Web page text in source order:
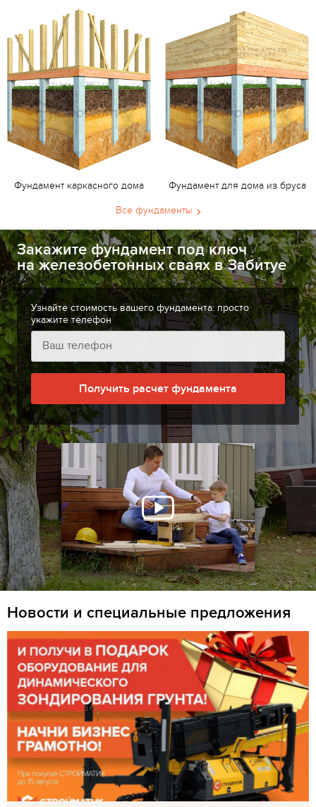
Фундамент каркасного дома Фундамент для дома из бруса
Все фундаменты
Закажите фундамент под ключ
на железобетонных сваях в Забитуе
Узнайте стоимость вашего фундамента: просто
укажите телефон
Получить расчет фундамента
Новости и специальные предложения